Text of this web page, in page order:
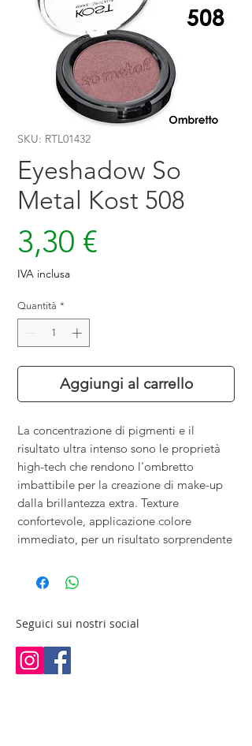
SKU: RTL01432
Eyeshadow So
Metal Kost 508
3,30 €
IVA inclusa
Quantità *
Aggiungi al carrello
La concentrazione di pigmenti e il
risultato ultra intenso sono le proprietà
high-tech che rendono l'ombretto
imbattibile per la creazione di make-up
dalla brillantezza extra. Texture
confortevole, applicazione colore
immediato, per un risultato sorprendente
Seguici sui nostri social